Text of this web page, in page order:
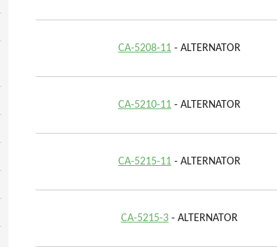
CA-5208-11- ALTERNATOR
CA-5210-11- ALTERNATOR
CA-5215-11- ALTERNATOR
CA-5215-3- ALTERNATOR